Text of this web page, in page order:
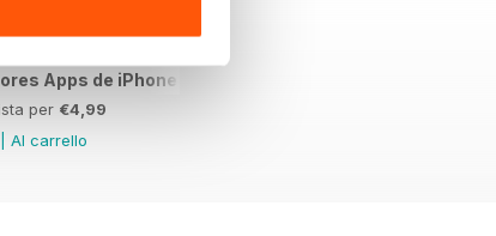
Apps de iPhone
per €4,99
Al carrello